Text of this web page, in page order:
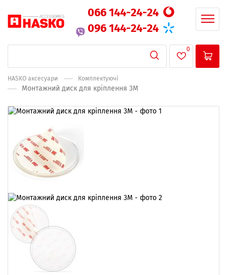
066 144-24-24
096 144-24-24
0
HASKO аксесуари Комплектуючі
Монтажний диск для кріплення 3М